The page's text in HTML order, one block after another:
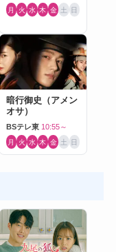
月 火 水 木 金 土 日
暗行御史（アメン
オサ）
BSテレ東 10:55～
月 火 水 木 金 土 日